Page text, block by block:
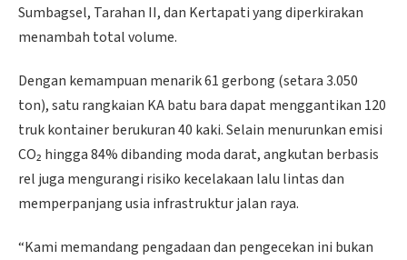
Sumbagsel, Tarahan II, dan Kertapati yang diperkirakan
menambah total volume.
Dengan kemampuan menarik 61 gerbong (setara 3.050
ton), satu rangkaian KA batu bara dapat menggantikan 120
truk kontainer berukuran 40 kaki. Selain menurunkan emisi
CO₂ hingga 84% dibanding moda darat, angkutan berbasis
rel juga mengurangi risiko kecelakaan lalu lintas dan
memperpanjang usia infrastruktur jalan raya.
“Kami memandang pengadaan dan pengecekan ini bukan